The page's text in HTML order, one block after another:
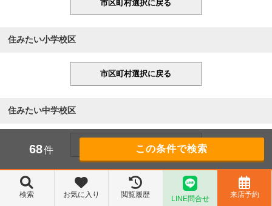
住みたい小学校区
住みたい中学校区
住みたい沿線
68件
検索 お気に入り 閲覧履歴 LINE問合せ 来店予約